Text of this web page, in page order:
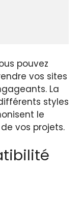
pouvez
vos sites
La
styles
le
vos projets.